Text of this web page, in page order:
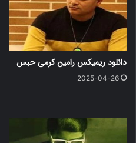
دانلود ریمیکس رامین کرمی حبس
2025-04-26